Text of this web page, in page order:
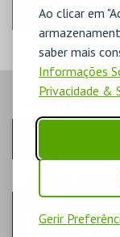
Ao clicar em
saber mais
Informações
Privacidade &
Gerir
ANTERIOR
-